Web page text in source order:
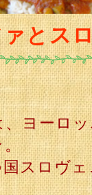
とス
ヨーロ
。
スロヴ